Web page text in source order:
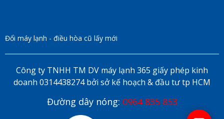
Đổi máy lạnh - điều hòa cũ lấy mới
Công ty TNHH TM DV máy lạnh 365 giấy phép kinh
doanh 0314438274 bởi sở kế hoạch & đầu tư tp HCM
Đường dây nóng: 0964 835 853